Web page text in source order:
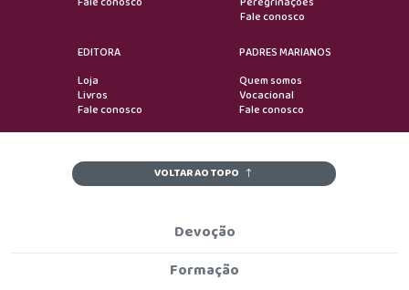
Fale conosco
EDITORA
Loja
Livros
Fale conosco
PADRES MARIANOS
Quem somos
Vocacional
Fale conosco
VOLTAR AO TOPO
Devoção
Formação